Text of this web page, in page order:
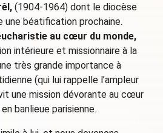
(1904-1964) dont le diocèse
une béatification prochaine.
au cœur du monde,
intérieure et missionnaire à la
très grande importance à
(qui lui rappelle l’ampleur
une mission dévorante au cœur
banlieue parisienne.